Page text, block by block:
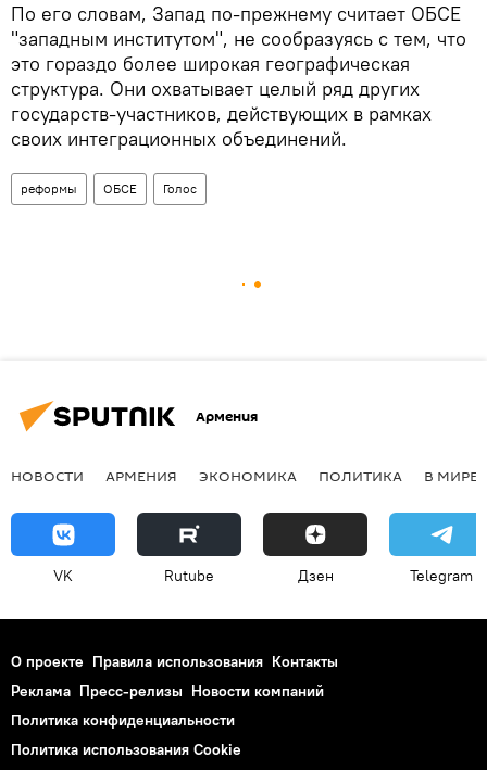
По его словам, Запад по-прежнему считает ОБСЕ
"западным институтом", не сообразуясь с тем, что
это гораздо более широкая географическая
структура. Они охватывает целый ряд других
государств-участников, действующих в рамках
своих интеграционных объединений.
реформы ОБСЕ Голос
Армения
НОВОСТИ АРМЕНИЯ ЭКОНОМИКА ПОЛИТИКА В МИРЕ
VK Rutube Дзен Telegram
О проекте Правила использования Контакты
Реклама Пресс-релизы Новости компаний
Политика конфиденциальности
Политика использования Cookie